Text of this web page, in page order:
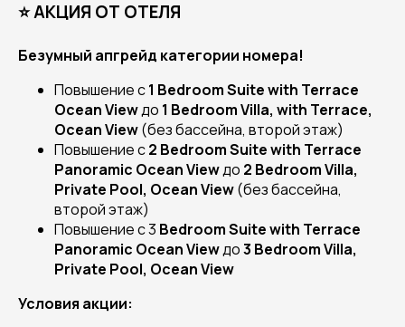
⭐ АКЦИЯ ОТ ОТЕЛЯ
Безумный апгрейд категории номера!
Повышение с1 Bedroom Suite with Terrace
Ocean Viewдо 1 Bedroom Villa, with Terrace,
Ocean View(без бассейна, второй этаж)
Повышение с2 Bedroom Suite with Terrace
Panoramic Ocean Viewдо 2 Bedroom Villa,
Private Pool, Ocean View(без бассейна,
второй этаж)
Повышение с 3 Bedroom Suite with Terrace
Panoramic Ocean Viewдо3 Bedroom Villa,
Private Pool, Ocean View
Условия акции: